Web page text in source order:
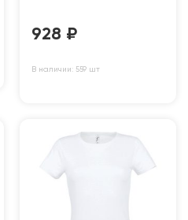
928 ₽
В наличии: 559 шт